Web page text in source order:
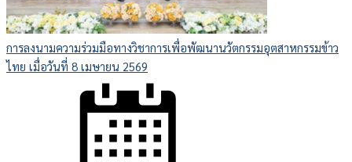
การลงนามความร่วมมือทางวิชาการเพื่อพัฒนานวัตกรรมอุตสาหกรรมข้าว
ไทย เมื่อวันที่ 8 เมษายน 2569